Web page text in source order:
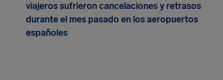
viajeros sufrieron cancelaciones y retrasos
durante el mes pasado en los aeropuertos
españoles